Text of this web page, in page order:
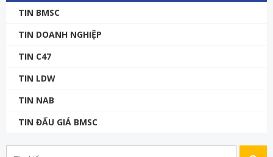
TIN BMSC
TIN DOANH NGHIỆP
TIN C47
TIN LDW
TIN NAB
TIN ĐẤU GIÁ BMSC